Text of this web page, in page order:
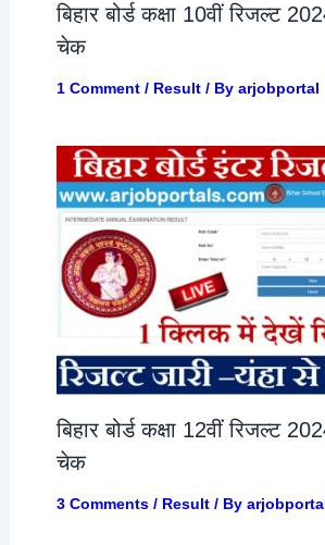
बिहार बोर्ड कक्षा 10वीं रिजल्ट
चेक
1 Comment / Result/ By arjobportal
बिहार बोर्ड कक्षा 12वीं रिजल्ट
चेक
3 Comments / Result/ By